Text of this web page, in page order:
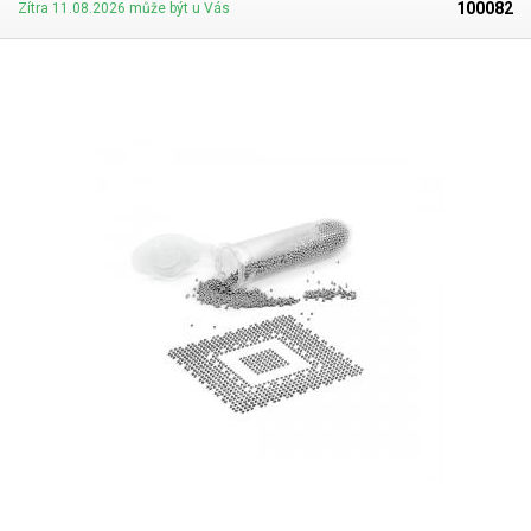
Zítra 11.08.2026 může být u Vás 100082